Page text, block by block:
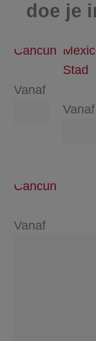
doe je
Cancun
Vanaf
Stad
Vanaf
Cancun
Vanaf